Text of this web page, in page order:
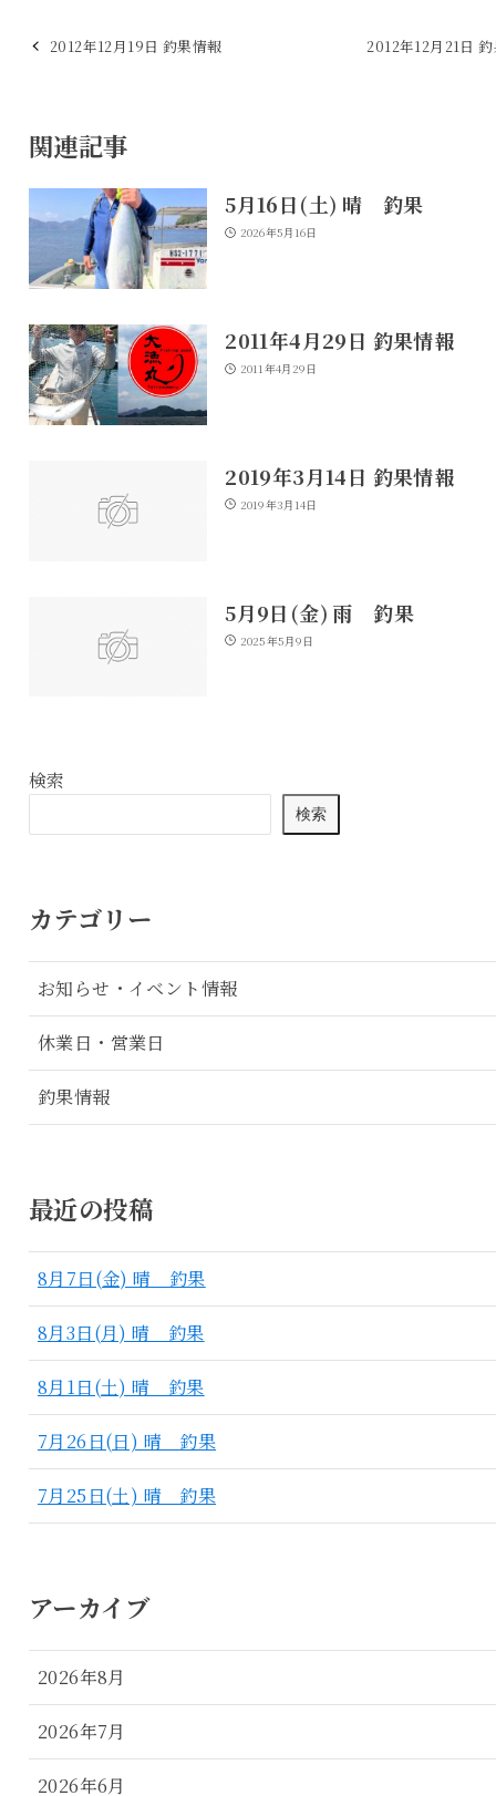
2012年12月19日 釣果情報 2012年12月21日
関連記事
5月16日(土) 晴 釣果
2026年5月16日
2011年4月29日 釣果情報
2011年4月29日
2019年3月14日 釣果情報
2019年3月14日
5月9日(金) 雨 釣果
2025年5月9日
検索
検索
カテゴリー
お知らせ・イベント情報
休業日・営業日
釣果情報
最近の投稿
8月7日(金) 晴 釣果
8月3日(月) 晴 釣果
8月1日(土) 晴 釣果
7月26日(日) 晴 釣果
7月25日(土) 晴 釣果
アーカイブ
2026年8月
2026年7月
2026年6月